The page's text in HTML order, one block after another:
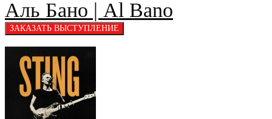
Аль Бано | Al Bano